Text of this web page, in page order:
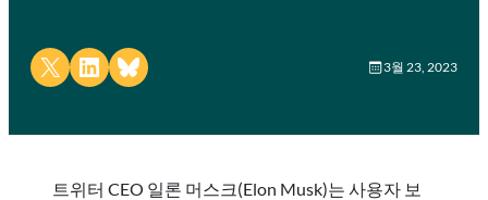
Share on X Share on LinkedIn
Share on Bluesky 3월 23, 2023
트위터 CEO 일론 머스크(Elon Musk)는 사용자 보